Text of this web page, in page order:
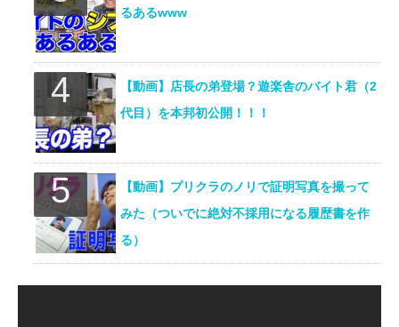
るあるwww
【動画】店長の弟登場？遊楽舎のバイト君（2
代目）を本邦初公開！！！
【動画】プリクラのノリで証明写真を撮って
みた（ついでに絶対不採用になる履歴書を作
る）